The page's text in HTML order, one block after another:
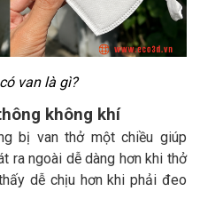
van là gì?
không khí
bị van thở một chiều giúp
ra ngoài dễ dàng hơn khi thở
dễ chịu hơn khi phải đeo